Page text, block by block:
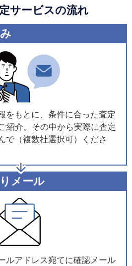
サービスの流れ
をもとに、条件に合った査定
紹介。その中から実際に査定
で（複数社選択可）くださ
メール
ルアドレス宛てに確認メール